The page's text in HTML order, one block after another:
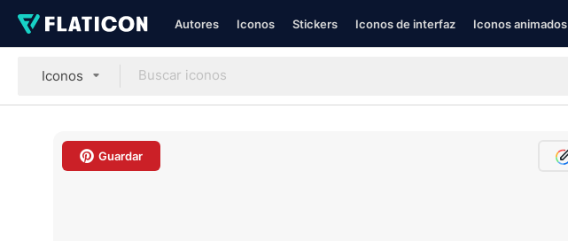
Autores Iconos Stickers Iconos de interfaz Iconos animados
Iconos
Guardar